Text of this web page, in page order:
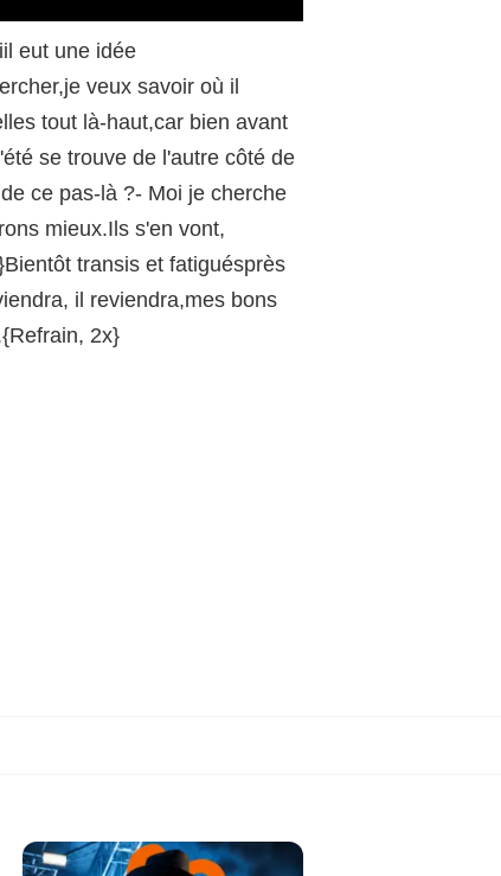
eut une idée
veux savoir où il
tout là-haut,car bien avant
se trouve de l'autre côté de
ce pas-là ?- Moi je cherche
mieux.Ils s'en vont,
transis et fatiguésprès
il reviendra,mes bons
2x}
/